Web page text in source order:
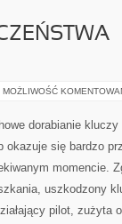
MOŻLIWOŚĆ
dorabianie
okazuje się bardzo
momencie.
uszkodzony
pilot, zużyta